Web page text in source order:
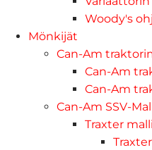
Woody's
Mönkijät
Can-Am
Can-Am
Can-Am
Can-Am SSV-
Traxter